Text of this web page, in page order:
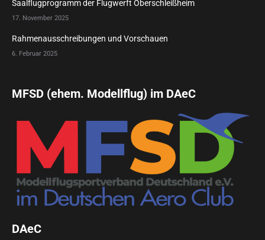
Saalflugprogramm der Flugwerft Oberschleißheim
17. November 2025
Rahmenausschreibungen und Vorschauen
6. Februar 2025
MFSD (ehem. Modellflug) im DAeC
DAeC